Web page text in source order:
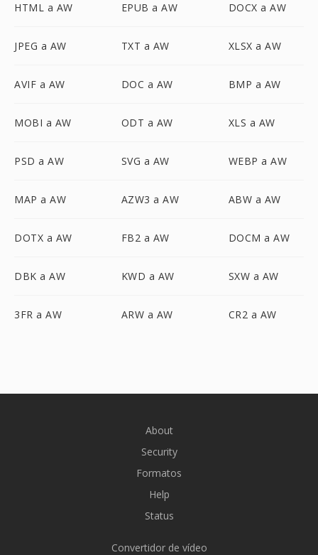
HTML a AW EPUB a AW DOCX a AW
JPEG a AW TXT a AW XLSX a AW
AVIF a AW DOC a AW BMP a AW
MOBI a AW ODT a AW XLS a AW
PSD a AW SVG a AW WEBP a AW
MAP a AW AZW3 a AW ABW a AW
DOTX a AW FB2 a AW DOCM a AW
DBK a AW KWD a AW SXW a AW
3FR a AW ARW a AW CR2 a AW
About
Security
Formatos
Help
Status
Convertidor de vídeo